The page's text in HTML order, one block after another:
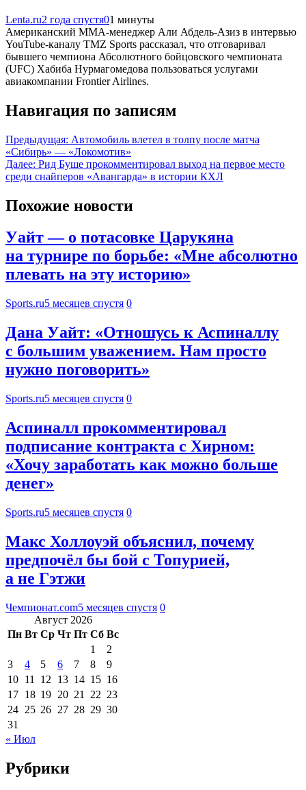
Lenta.ru2 года спустя01 минуты
Американский ММА-менеджер Али Абдель-Азиз в интервью
YouTube-каналу TMZ Sports рассказал, что отговаривал
бывшего чемпиона Абсолютного бойцовского чемпионата
(UFC) Хабиба Нурмагомедова пользоваться услугами
авиакомпании Frontier Airlines.
Навигация по записям
Предыдущая: Автомобиль влетел в толпу после матча
«Сибирь» — «Локомотив»
Далее: Рид Буше прокомментировал выход на первое место
среди снайперов «Авангарда» в истории КХЛ
Похожие новости
Уайт — о потасовке Царукяна
на турнире по борьбе: «Мне абсолютно
плевать на эту историю»
Sports.ru5 месяцев спустя 0
Дана Уайт: «Отношусь к Аспиналлу
с большим уважением. Нам просто
нужно поговорить»
Sports.ru5 месяцев спустя 0
Аспиналл прокомментировал
подписание контракта с Хирном:
«Хочу заработать как можно больше
денег»
Sports.ru5 месяцев спустя 0
Макс Холлоуэй объяснил, почему
предпочёл бы бой с Топурией,
а не Гэтжи
Чемпионат.com5 месяцев спустя 0
Август 2026
Пн Вт Ср Чт Пт Сб Вс
1
2
3
4 5 6 7 8
9
10 11 12 13 14 15 16
17 18 19 20 21 22 23
24 25 26 27 28 29 30
31
« Июл
Рубрики